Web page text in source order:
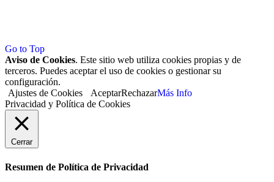
Go to Top
Aviso de Cookies. Este sitio web utiliza cookies propias y de
terceros. Puedes aceptar el uso de cookies o gestionar su
configuración.
Ajustes de Cookies
AceptarRechazarMás Info
Privacidad y Política de Cookies
Cerrar
Resumen de Política de Privacidad